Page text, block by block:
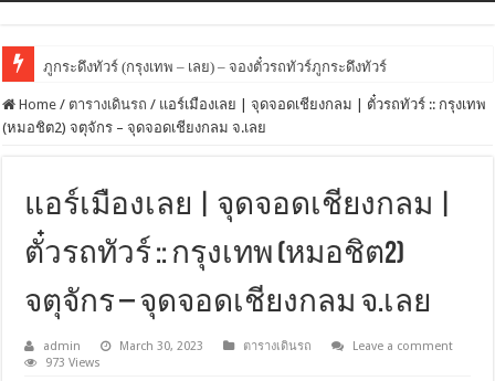
ภูกระดึงทัวร์ (กรุงเทพ – เลย) – จองตั๋วรถทัวร์ภูกระดึงทัวร์
Home / ตารางเดินรถ / แอร์เมืองเลย | จุดจอดเชียงกลม | ตั๋วรถทัวร์ :: กรุงเทพ
(หมอชิต2) จตุจักร – จุดจอดเชียงกลม จ.เลย
แอร์เมืองเลย | จุดจอดเชียงกลม |
ตั๋วรถทัวร์ :: กรุงเทพ (หมอชิต2)
จตุจักร – จุดจอดเชียงกลม จ.เลย
admin March 30, 2023 ตารางเดินรถ
Leave a comment
973 Views